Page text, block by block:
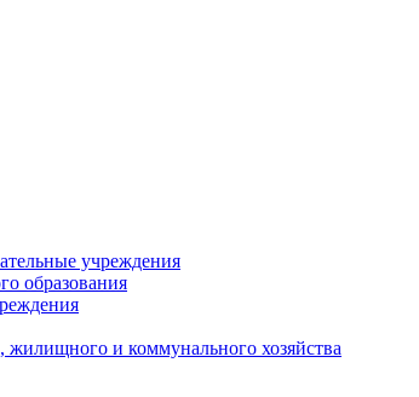
учреждения
образования
жилищного и коммунального хозяйства